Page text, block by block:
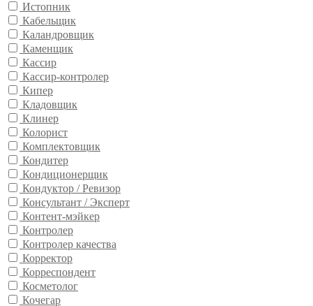
Истопник
Кабельщик
Каландровщик
Каменщик
Кассир
Кассир-контролер
Кипер
Кладовщик
Клинер
Колорист
Комплектовщик
Кондитер
Кондиционерщик
Кондуктор / Ревизор
Консультант / Эксперт
Контент-мэйкер
Контролер
Контролер качества
Корректор
Корреспондент
Косметолог
Кочегар